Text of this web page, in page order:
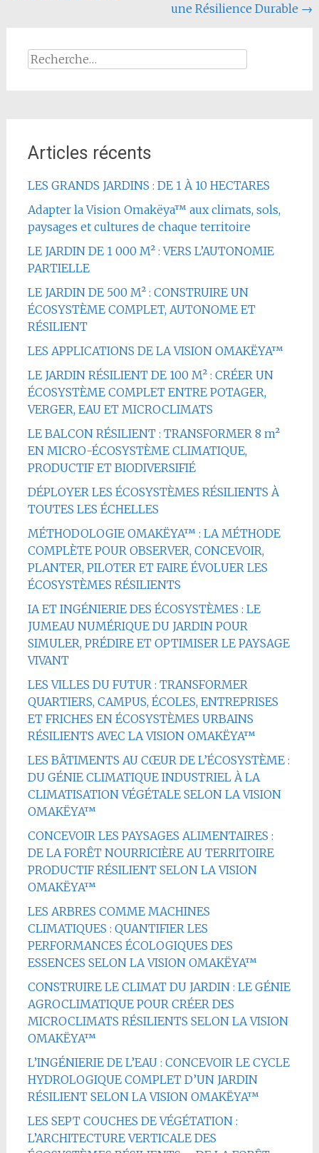
une Résilience Durable →
Rechercher :
Articles récents
LES GRANDS JARDINS : DE 1 À 10 HECTARES
Adapter la Vision Omakëya™ aux climats, sols,
paysages et cultures de chaque territoire
LE JARDIN DE 1 000 M² : VERS L’AUTONOMIE
PARTIELLE
LE JARDIN DE 500 M² : CONSTRUIRE UN
ÉCOSYSTÈME COMPLET, AUTONOME ET
RÉSILIENT
LES APPLICATIONS DE LA VISION OMAKËYA™
LE JARDIN RÉSILIENT DE 100 M² : CRÉER UN
ÉCOSYSTÈME COMPLET ENTRE POTAGER,
VERGER, EAU ET MICROCLIMATS
LE BALCON RÉSILIENT : TRANSFORMER 8 m²
EN MICRO-ÉCOSYSTÈME CLIMATIQUE,
PRODUCTIF ET BIODIVERSIFIÉ
DÉPLOYER LES ÉCOSYSTÈMES RÉSILIENTS À
TOUTES LES ÉCHELLES
MÉTHODOLOGIE OMAKËYA™ : LA MÉTHODE
COMPLÈTE POUR OBSERVER, CONCEVOIR,
PLANTER, PILOTER ET FAIRE ÉVOLUER LES
ÉCOSYSTÈMES RÉSILIENTS
IA ET INGÉNIERIE DES ÉCOSYSTÈMES : LE
JUMEAU NUMÉRIQUE DU JARDIN POUR
SIMULER, PRÉDIRE ET OPTIMISER LE PAYSAGE
VIVANT
LES VILLES DU FUTUR : TRANSFORMER
QUARTIERS, CAMPUS, ÉCOLES, ENTREPRISES
ET FRICHES EN ÉCOSYSTÈMES URBAINS
RÉSILIENTS AVEC LA VISION OMAKËYA™
LES BÂTIMENTS AU CŒUR DE L’ÉCOSYSTÈME :
DU GÉNIE CLIMATIQUE INDUSTRIEL À LA
CLIMATISATION VÉGÉTALE SELON LA VISION
OMAKËYA™
CONCEVOIR LES PAYSAGES ALIMENTAIRES :
DE LA FORÊT NOURRICIÈRE AU TERRITOIRE
PRODUCTIF RÉSILIENT SELON LA VISION
OMAKËYA™
LES ARBRES COMME MACHINES
CLIMATIQUES : QUANTIFIER LES
PERFORMANCES ÉCOLOGIQUES DES
ESSENCES SELON LA VISION OMAKËYA™
CONSTRUIRE LE CLIMAT DU JARDIN : LE GÉNIE
AGROCLIMATIQUE POUR CRÉER DES
MICROCLIMATS RÉSILIENTS SELON LA VISION
OMAKËYA™
L’INGÉNIERIE DE L’EAU : CONCEVOIR LE CYCLE
HYDROLOGIQUE COMPLET D’UN JARDIN
RÉSILIENT SELON LA VISION OMAKËYA™
LES SEPT COUCHES DE VÉGÉTATION :
L’ARCHITECTURE VERTICALE DES